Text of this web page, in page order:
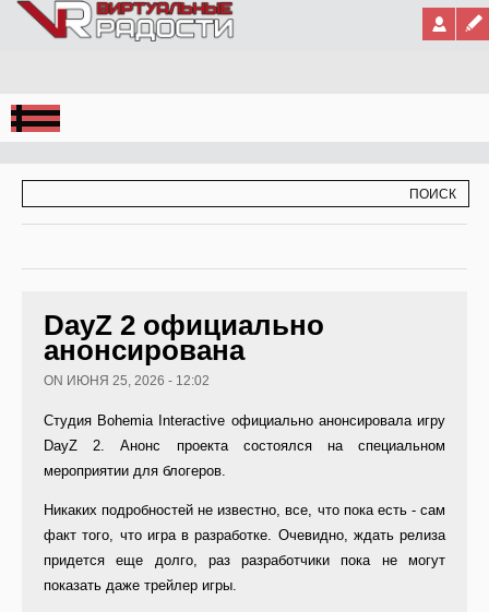
Jump to Navigation
DayZ 2 официально
анонсирована
ON ИЮНЯ 25, 2026 - 12:02
Студия Bohemia Interactive официально анонсировала игру
DayZ 2. Анонс проекта состоялся на специальном
мероприятии для блогеров.
Никаких подробностей не известно, все, что пока есть - сам
факт того, что игра в разработке. Очевидно, ждать релиза
придется еще долго, раз разработчики пока не могут
показать даже трейлер игры.